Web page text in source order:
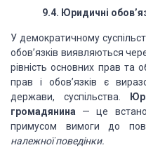
9.4. Юридичні
У демократичному
обов’язків виявляються
рівність основних прав та
прав і обов’язків є
держави, суспільства.
громадянина —це
примусом вимоги до
належної поведінки.